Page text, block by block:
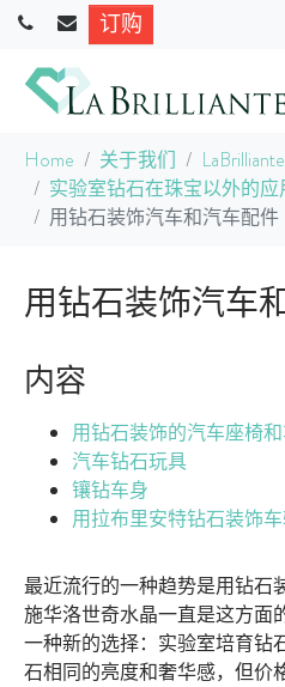
跳到主要内容
订购
当前位置：
Home 关于我们
实验室钻石在珠宝以外的应
用钻石装饰汽车和汽车配件
用钻石装饰汽车
内容
用钻石装饰的汽车座椅
汽车钻石玩具
镶钻车身
用拉布里安特钻石装饰
最近流行的一种趋势是用钻石
施华洛世奇水晶一直是这方面
一种新的选择：实验室培育钻
石相同的亮度和奢华感，但价